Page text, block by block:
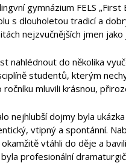
gymnázium FELS
s dlouholetou tradicí a
nejzvučnějších jmen
nahlédnout do několika
studentů, kterým
mluvili krásnou,
nejhlubší dojmy byla
vtipný a spontánní.
okamžitě vtáhli do děje a
profesionální